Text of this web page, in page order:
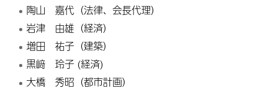
陶山 嘉代（法律、会長代理）
岩津 由雄（経済）
増田 祐子（建築）
黒﨑 玲子 (経済)
大橋 秀昭（都市計画）